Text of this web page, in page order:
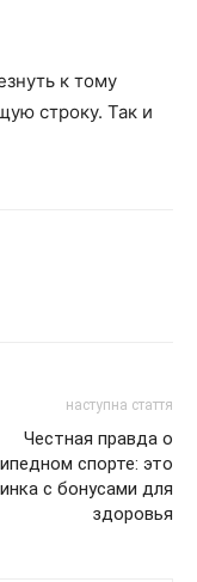
к тому
строку. Так и
наступна стаття
Честная правда о
спорте: это
с бонусами для
здоровья